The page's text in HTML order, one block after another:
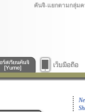
คันจิ-แยกตามกลุ่มค